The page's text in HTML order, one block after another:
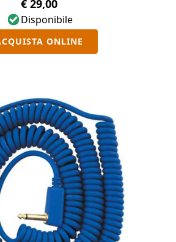
€ 29,00
Disponibile
ONLINE